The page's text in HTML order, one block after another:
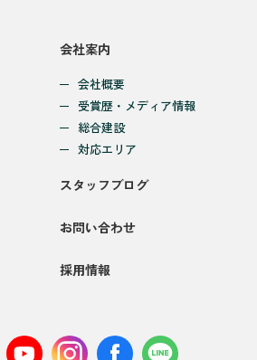
会社案内
会社概要
受賞歴・メディア情報
総合建設
対応エリア
スタッフブログ
お問い合わせ
採用情報